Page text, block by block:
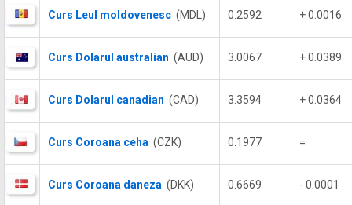
Curs Leul moldovenesc (MDL) 0.2592 + 0.0016
Curs Dolarul australian (AUD) 3.0067 + 0.0389
Curs Dolarul canadian (CAD) 3.3594 + 0.0364
Curs Coroana ceha (CZK) 0.1977 =
Curs Coroana daneza (DKK) 0.6669 - 0.0001